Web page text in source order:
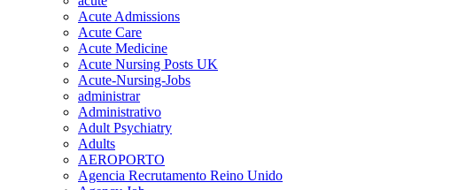
Acute Admissions
Acute Care
Acute Medicine
Acute Nursing Posts UK
Acute-Nursing-Jobs
administrar
Administrativo
Adult Psychiatry
Adults
AEROPORTO
Agencia Recrutamento Reino Unido